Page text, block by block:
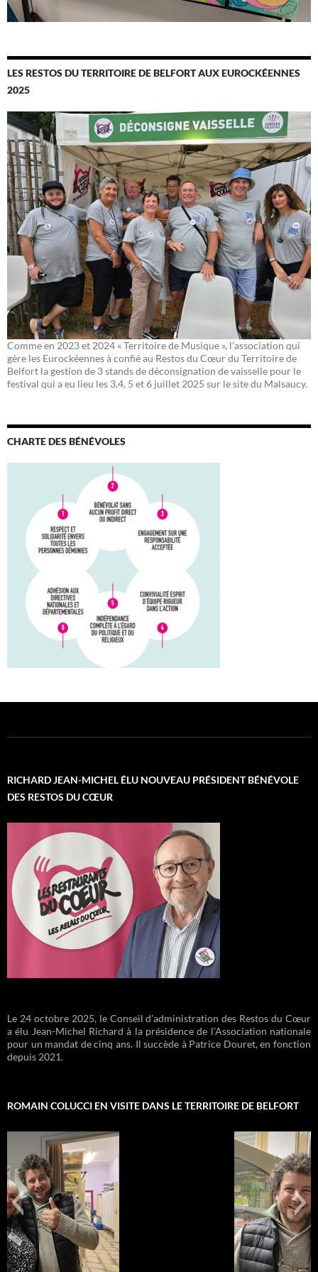
LES RESTOS DU TERRITOIRE DE BELFORT AUX EUROCKÉENNES
2025
Comme en 2023 et 2024 « Territoire de Musique », l’association qui
gère les Eurockéennes à confié au Restos du Cœur du Territoire de
Belfort la gestion de 3 stands de déconsignation de vaisselle pour le
festival qui a eu lieu les 3,4, 5 et 6 juillet 2025 sur le site du Malsaucy.
CHARTE DES BÉNÉVOLES
RICHARD JEAN-MICHEL ÉLU NOUVEAU PRÉSIDENT BÉNÉVOLE
DES RESTOS DU CŒUR
Le 24 octobre 2025, le Conseil d’administration des Restos du Cœur
a élu Jean-Michel Richard à la présidence de l’Association nationale
pour un mandat de cinq ans. Il succède à Patrice Douret, en fonction
depuis 2021.
ROMAIN COLUCCI EN VISITE DANS LE TERRITOIRE DE BELFORT